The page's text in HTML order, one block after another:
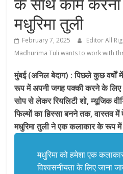
मधुरिमा तुली
February 7, 2025 Editor All
Madhurima Tuli wants to work with
मुंबई (अनिल बेदाग) : पिछले कुछ वर्षों
रूप में अपनी जगह पक्की करने के लिए
सोप से लेकर रियलिटी शो, म्यूजिक
फिल्मों का हिस्सा बनने तक, वास्तव में
मधुरिमा तुली ने एक कलाकार के रूप
मधुरिमा को हमेशा एक
विश्वसनीयता के लिए जाना